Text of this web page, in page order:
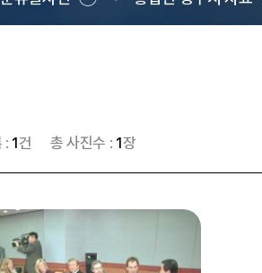
: 1건 총 사진수 : 1장